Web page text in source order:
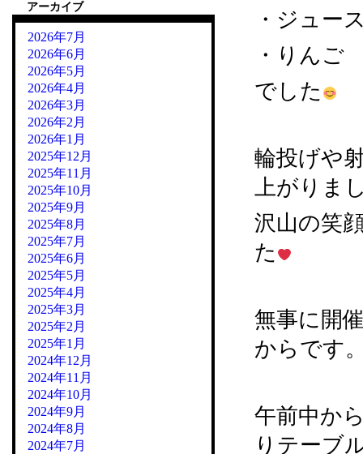
・ジュー
・りんご
でした
輪投げや
上がりま
沢山の笑
た
無事に開
からです
午前中か
りテーブ
アーカイブ
2026年7月
2026年6月
2026年5月
2026年4月
2026年3月
2026年2月
2026年1月
2025年12月
2025年11月
2025年10月
2025年9月
2025年8月
2025年7月
2025年6月
2025年5月
2025年4月
2025年3月
2025年2月
2025年1月
2024年12月
2024年11月
2024年10月
2024年9月
2024年8月
2024年7月